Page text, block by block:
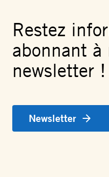
Restez
abonnant à
newsletter !
Newsletter